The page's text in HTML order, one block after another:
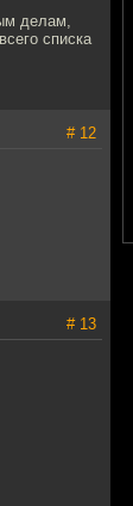
делам,
списка
# 12
# 13